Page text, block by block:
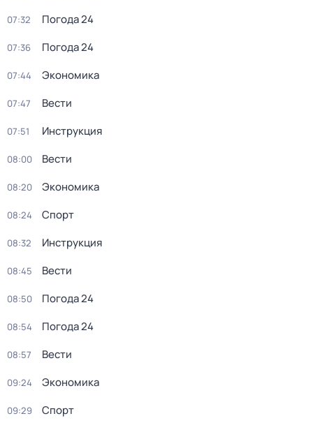
07:32 Погода 24
07:36 Погода 24
07:44 Экономика
07:47 Вести
07:51 Инструкция
08:00 Вести
08:20 Экономика
08:24 Спорт
08:32 Инструкция
08:45 Вести
08:50 Погода 24
08:54 Погода 24
08:57 Вести
09:24 Экономика
09:29 Спорт